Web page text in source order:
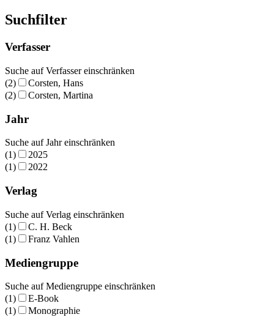
Suchfilter
Verfasser
Suche auf Verfasser einschränken
(2)
Corsten, Hans
(2)
Corsten, Martina
Jahr
Suche auf Jahr einschränken
(1)
2025
(1)
2022
Verlag
Suche auf Verlag einschränken
(1)
C. H. Beck
(1)
Franz Vahlen
Mediengruppe
Suche auf Mediengruppe einschränken
(1)
E-Book
(1)
Monographie